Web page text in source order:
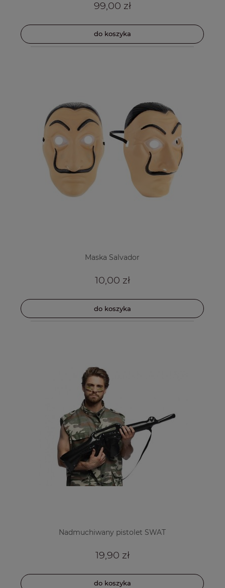
99,00 zł
do koszyka
Maska Salvador
10,00 zł
do koszyka
Nadmuchiwany pistolet SWAT
19,90 zł
do koszyka